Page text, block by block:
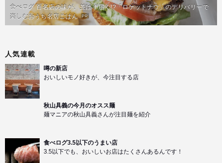
食べログ 百名店の味が、並ばず届く!?「ロケットナウ」のデリバリーで
楽しむおうち名店ごはん PR
人気連載
噂の新店
おいしいモノ好きが、今注目する店
秋山具義の今月のオスス麺
麺マニアの秋山具義さんが注目麺を紹介
食べログ3.5以下のうまい店
3.5以下でも、おいしいお店はたくさんあるんです！